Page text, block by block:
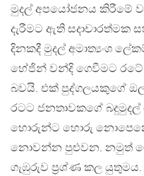
මුදල් අපයෝජනය කිරීමේ
දැරීමට ඇති සදාචාරත්මක
දිනකදී මුදල් අමාත්‍යංශ
හේජින් වන්දි ගෙවීමට
බවයි. එක් පුද්ගලයකුගේ
රටට ජනතාවකගේ
හොරුන්ට හොරු
නොවන්න පුළුවන. නමුත්
ගැඹුරුව ප්‍රශ්ණ කල යුතුමය.